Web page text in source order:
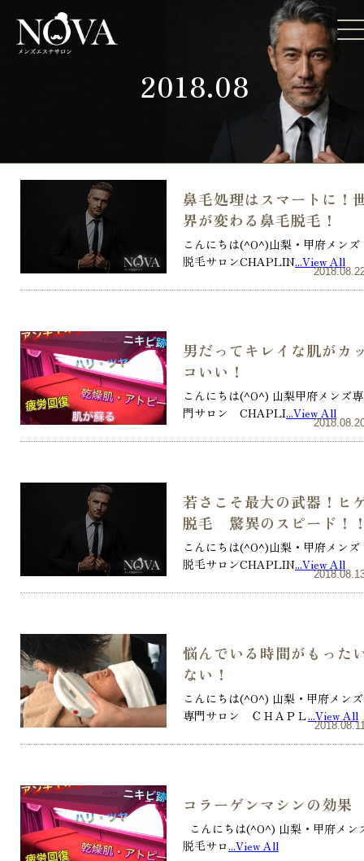
2018.08
鼻毛処理はスマートに！
界が変わる鼻毛脱毛！
こんにちは(^O^)山梨・甲府メンズ
脱毛サロンCHAPLIN...View All
男だってキレイな肌がカ
コいい！
こんにちは(^O^) 山梨甲府メンズ専
門サロン CHAPLI...View All
若さこそ最大の武器！ヒ
脱毛 驚異のスピード！
こんにちは(^O^)山梨・甲府メンズ
脱毛サロンCHAPLIN...View All
悩んでいる時間がもった
ない！
こんにちは(^O^) 山梨・甲府メンズ
専門サロン ＣＨＡＰＬ...View All
コラーゲンマシンの効果
こんにちは(^O^) 山梨・甲府メン
脱毛サロ...View All